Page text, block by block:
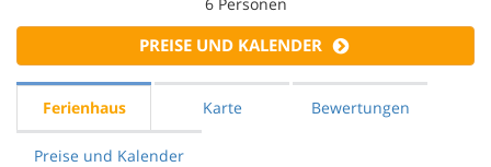
PREISE UND KALENDER
Ferienhaus Karte Bewertungen
Preise und Kalender